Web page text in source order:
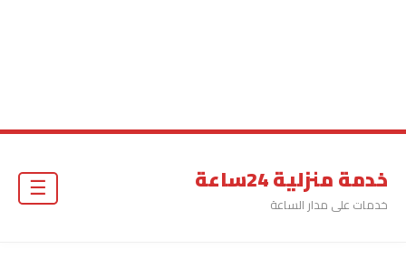
خدمة منزلية 24ساعة
خدمات على مدار الساعة
☰